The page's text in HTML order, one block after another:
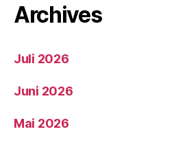
Archives
Juli 2026
Juni 2026
Mai 2026